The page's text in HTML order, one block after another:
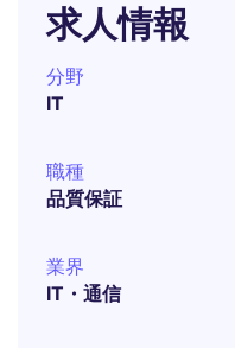
求人情報
分野
IT
職種
品質保証
業界
IT・通信